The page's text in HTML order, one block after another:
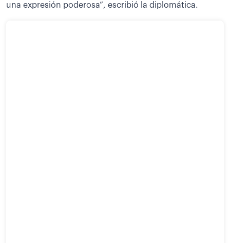
una expresión poderosa”, escribió la diplomática.